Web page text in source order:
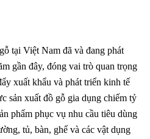
tại Việt Nam đã và đang phát
gần đây, đóng vai trò quan trọng
xuất khẩu và phát triển kinh tế
sản xuất đồ gỗ gia dụng chiếm tỷ
phẩm phục vụ nhu cầu tiêu dùng
tủ, bàn, ghế và các vật dụng